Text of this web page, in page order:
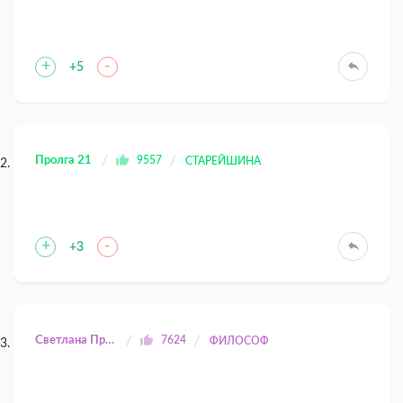
+ +5 -
Пролга 21 9557 СТАРЕЙШИНА
+ +3 -
Светлана Прилуцкая 7624 ФИЛОСОФ